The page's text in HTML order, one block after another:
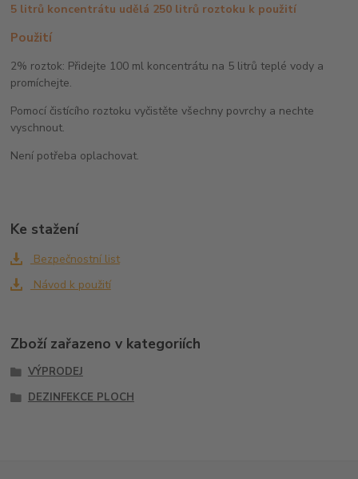
5 litrů koncentrátu udělá 250 litrů roztoku k použití
Použití
2% roztok: Přidejte 100 ml koncentrátu na 5 litrů teplé vody a
promíchejte.
Pomocí čistícího roztoku vyčistěte všechny povrchy a nechte
vyschnout.
Není potřeba oplachovat.
Ke stažení
Bezpečnostní list
Návod k použití
Zboží zařazeno v kategoriích
VÝPRODEJ
DEZINFEKCE PLOCH